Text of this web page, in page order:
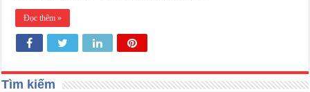
Đọc thêm »
Tìm kiếm